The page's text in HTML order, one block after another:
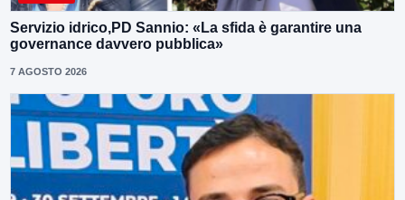
Servizio idrico,PD Sannio: «La sfida è garantire una
governance davvero pubblica»
7 AGOSTO 2026